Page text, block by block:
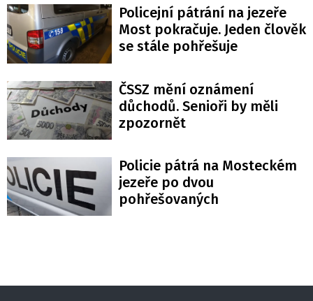
Policejní pátrání na jezeře
Most pokračuje. Jeden člověk
se stále pohřešuje
ČSSZ mění oznámení
důchodů. Senioři by měli
zpozornět
Policie pátrá na Mosteckém
jezeře po dvou
pohřešovaných